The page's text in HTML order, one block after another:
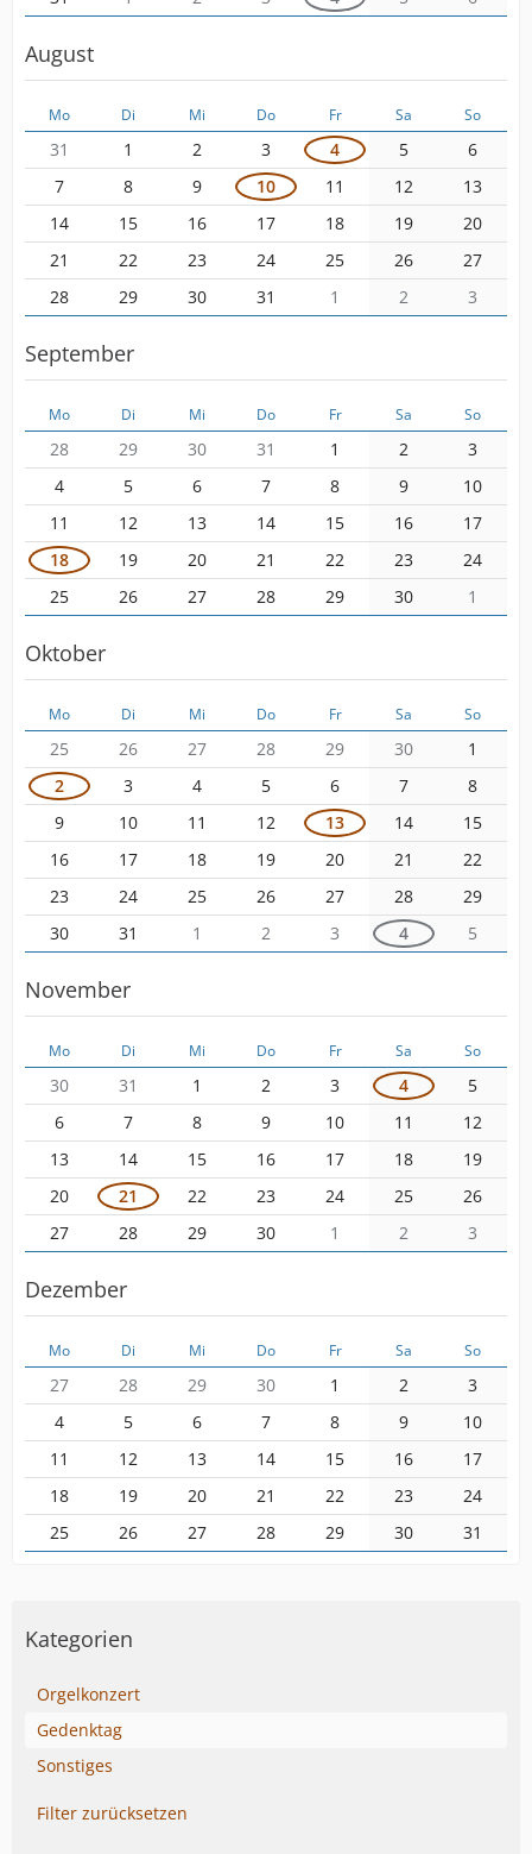
August
Mo Di Mi Do Fr Sa So
31 1 2 3 4 5
6
7
8 9 10 11 12
13
14
15 16 17 18 19
20
21
22 23 24 25 26
27
28
29 30 31 1 2 3
September
Mo Di Mi Do Fr Sa So
28 29 30 31 1 2
3
4
5 6 7 8 9
10
11
12 13 14 15 16
17
18
19 20 21 22 23
24
25
26 27 28 29 30 1
Oktober
Mo Di Mi Do Fr Sa So
25 26 27 28 29 30
1
2
3 4 5 6 7
8
9
10 11 12 13 14
15
16
17 18 19 20 21
22
23
24 25 26 27 28
29
30
31 1 2 3 4 5
November
Mo Di Mi Do Fr Sa So
30 31 1 2 3 4
5
6
7 8 9 10 11
12
13
14 15 16 17 18
19
20
21 22 23 24 25
26
27
28 29 30 1 2 3
Dezember
Mo Di Mi Do Fr Sa So
27 28 29 30 1 2
3
4
5 6 7 8 9
10
11
12 13 14 15 16
17
18
19 20 21 22 23
24
25
26 27 28 29 30 31
Kategorien
Orgelkonzert
Gedenktag
Sonstiges
Filter zurücksetzen